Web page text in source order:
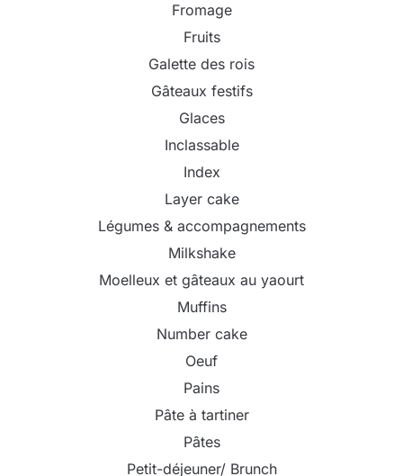
Fromage
Fruits
Galette des rois
Gâteaux festifs
Glaces
Inclassable
Index
Layer cake
Légumes & accompagnements
Milkshake
Moelleux et gâteaux au yaourt
Muffins
Number cake
Oeuf
Pains
Pâte à tartiner
Pâtes
Petit-déjeuner/ Brunch